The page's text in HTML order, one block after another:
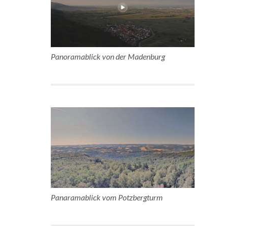
Panoramablick von der Madenburg
Panaramablick vom Potzbergturm